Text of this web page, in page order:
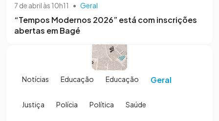
7 de abril às 10h11 • Geral
“Tempos Modernos 2026” está com inscrições
abertas em Bagé
Notícias Educação Educação Geral
Justiça Polícia Política Saúde